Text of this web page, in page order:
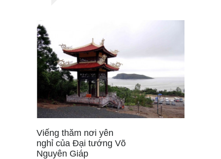
Viếng thăm nơi yên
nghỉ của Đại tướng Võ
Nguyên Giáp